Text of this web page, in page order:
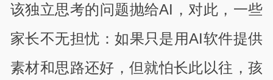
该独立思考的问题抛给AI，对此，一些
家长不无担忧：如果只是用AI软件提供
素材和思路还好，但就怕长此以往，孩